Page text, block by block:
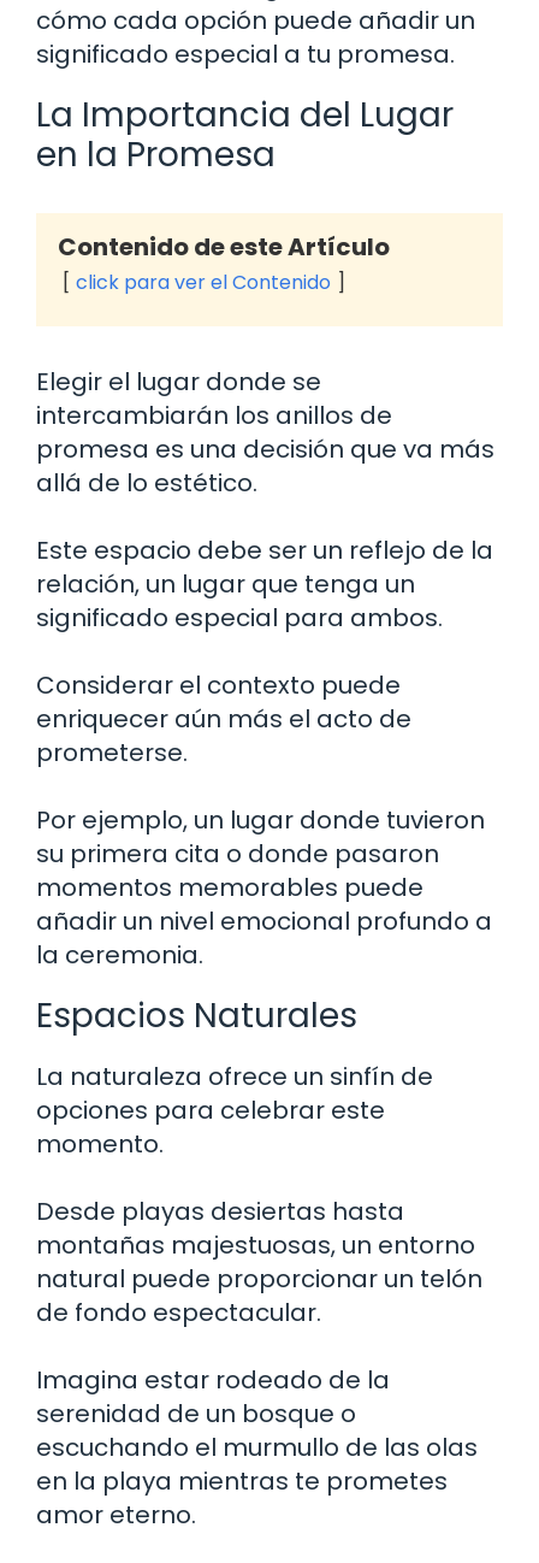
cómo cada opción puede añadir un
significado especial a tu promesa.
La Importancia del Lugar
en la Promesa
Contenido de este Artículo
click para ver el Contenido
Elegir el lugar donde se
intercambiarán los anillos de
promesa es una decisión que va más
allá de lo estético.
Este espacio debe ser un reflejo de la
relación, un lugar que tenga un
significado especial para ambos.
Considerar el contexto puede
enriquecer aún más el acto de
prometerse.
Por ejemplo, un lugar donde tuvieron
su primera cita o donde pasaron
momentos memorables puede
añadir un nivel emocional profundo a
la ceremonia.
Espacios Naturales
La naturaleza ofrece un sinfín de
opciones para celebrar este
momento.
Desde playas desiertas hasta
montañas majestuosas, un entorno
natural puede proporcionar un telón
de fondo espectacular.
Imagina estar rodeado de la
serenidad de un bosque o
escuchando el murmullo de las olas
en la playa mientras te prometes
amor eterno.